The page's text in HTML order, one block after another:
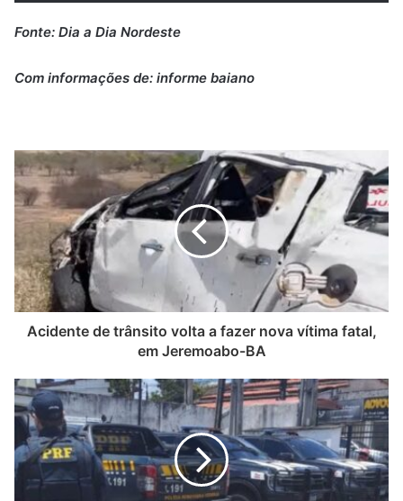
Fonte: Dia a Dia Nordeste
Com informações de: informe baiano
Acidente de trânsito volta a fazer nova vítima fatal,
em Jeremoabo-BA